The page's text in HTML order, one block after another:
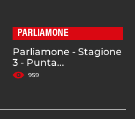
PARLIAMONE
Parliamone - Stagione
3 - Punta...
959